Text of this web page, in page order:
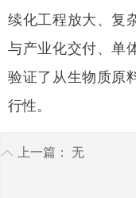
续化工程放大、复
与产业化交付、单
验证了从生物质原
行性。
ꂁ 上一篇： 无